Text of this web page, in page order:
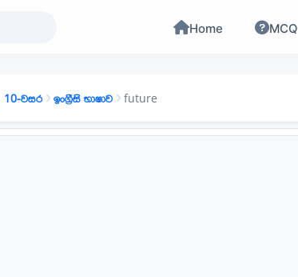
Home MCQ
10-වසර ඉංග්‍රීසි භාෂාව future